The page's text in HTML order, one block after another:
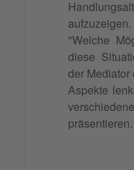
"Welche
diese
der Mediator
Aspekte
präsentieren.